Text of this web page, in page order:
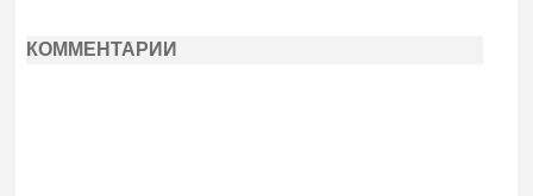
КОММЕНТАРИИ